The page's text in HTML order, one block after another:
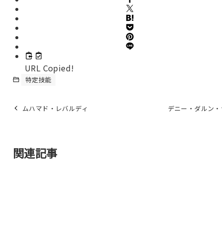
URL Copied!
特定技能
ムハマド・レバルディ デニー・ダルン
関連記事